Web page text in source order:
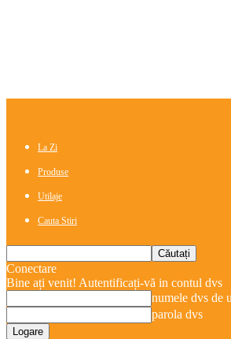
La Zi
Produse
Utilaje
Cauta Stiri
Conectare
Bine ați venit! Autentificați-vă in contul dvs
numele dvs de
parola dvs